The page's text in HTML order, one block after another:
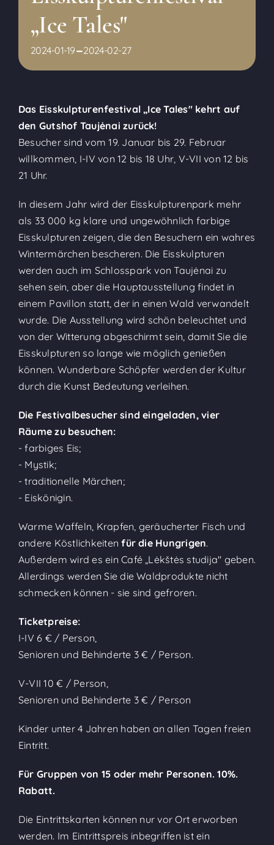
„Ice Tales"
2024-01-19-2024-02-27
Das Eisskulpturenfestival „Ice Tales" kehrt auf
den Gutshof Taujėnai zurück!
Besucher sind vom 19. Januar bis 29. Februar
willkommen, I-IV von 12 bis 18 Uhr, V-VII von 12 bis
21 Uhr.
In diesem Jahr wird der Eisskulpturenpark mehr
als 33 000 kg klare und ungewöhnlich farbige
Eisskulpturen zeigen, die den Besuchern ein wahres
Wintermärchen bescheren. Die Eisskulpturen
werden auch im Schlosspark von Taujėnai zu
sehen sein, aber die Hauptausstellung findet in
einem Pavillon statt, der in einen Wald verwandelt
wurde. Die Ausstellung wird schön beleuchtet und
von der Witterung abgeschirmt sein, damit Sie die
Eisskulpturen so lange wie möglich genießen
können. Wunderbare Schöpfer werden der Kultur
durch die Kunst Bedeutung verleihen.
Die Festivalbesucher sind eingeladen, vier
Räume zu besuchen:
- farbiges Eis;
- Mystik;
- traditionelle Märchen;
- Eiskönigin.
Warme Waffeln, Krapfen, geräucherter Fisch und
andere Köstlichkeitenfür die Hungrigen.
Außerdem wird es ein Café „Lėkštės studija" geben.
Allerdings werden Sie die Waldprodukte nicht
schmecken können - sie sind gefroren.
Ticketpreise:
I-IV 6 € / Person,
Senioren und Behinderte 3 € / Person.
V-VII 10 € / Person,
Senioren und Behinderte 3 € / Person
Kinder unter 4 Jahren haben an allen Tagen freien
Eintritt.
Für Gruppen von 15 oder mehr Personen. 10%.
Rabatt.
Die Eintrittskarten können nur vor Ort erworben
werden. Im Eintrittspreis inbegriffen ist ein